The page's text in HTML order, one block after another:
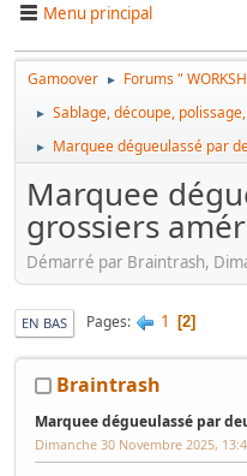
Menu principal
Gamoover ► Forums "
► Sablage, découpe,
► Marquee dégueulassé par
Marquee
grossiers
Démarré par Braintrash,
EN BAS Pages 1 2
Braintrash
Marquee dégueulassé par
Dimanche 30 Novembre 2025,